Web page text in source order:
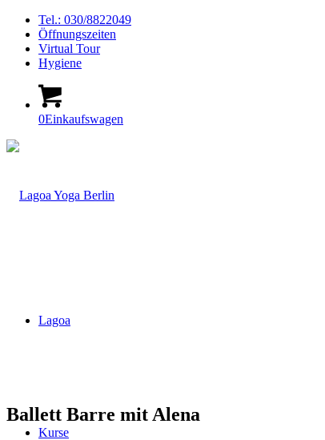
Tel.: 030/8822049
Öffnungszeiten
Virtual Tour
Hygiene
0Einkaufswagen
Lagoa
Kurse
Ballett Barre mit Alena